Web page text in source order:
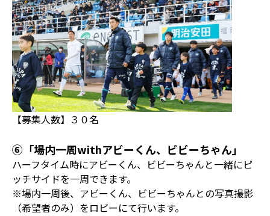
【募集人数】３０名
⑥「場内一周withアビーくん、ビビーちゃん」
ハーフタイム時にアビーくん、ビビーちゃんと一緒にピ
ッチサイドを一周できます。
※場内一周後、アビーくん、ビビーちゃんとの写真撮影
（希望者のみ）をロビーにて行います。